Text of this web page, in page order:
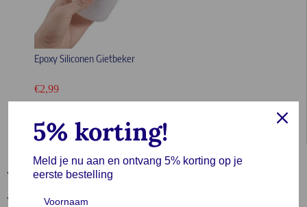
Epoxy Siliconen Gietbeker
€2,99
Welke accessoires heb je nodig voor epoxy?
Wanneer je met epoxy werkt, zijn verschillende accessoires nodig
5% korting!
Meld je nu aan en ontvang 5% korting op je
eerste bestelling